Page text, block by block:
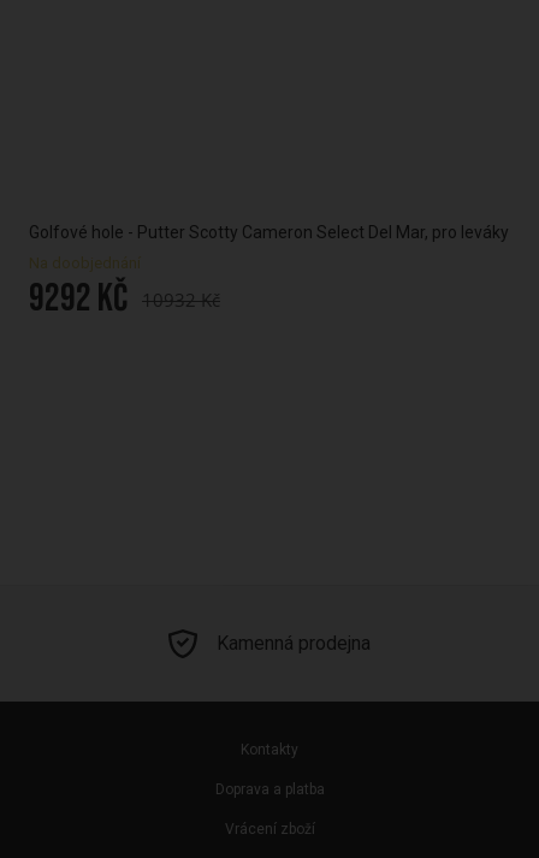
Golfové hole - Putter Scotty Cameron Select Del Mar, pro leváky
Na doobjednání
9292 Kč 10932 Kč
Kamenná prodejna
Kontakty
Doprava a platba
Vrácení zboží